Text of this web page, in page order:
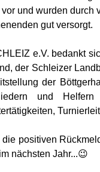
vor und wurden
gut versorgt.
e.V. bedankt
der Schleizer
der
und
positiven
nächsten Jahr...😉